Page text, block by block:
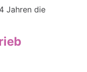
Jahren die